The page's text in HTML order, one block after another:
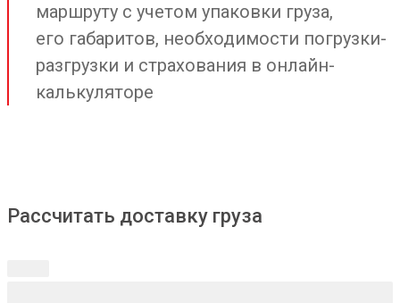
маршруту с учетом упаковки груза,
его габаритов, необходимости погрузки-
разгрузки и страхования в онлайн-
калькуляторе
Рассчитать доставку груза